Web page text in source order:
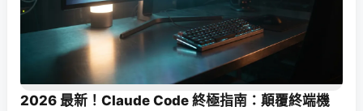
2026 最新！Claude Code 終極指南：顛覆終端機